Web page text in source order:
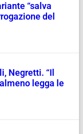
“salva
del
Negretti. “Il
legga le